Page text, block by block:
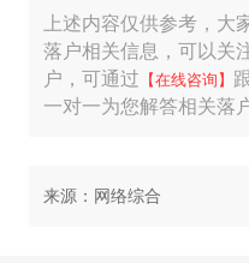
上述内容仅供参考，大
落户相关信息，可以关
户，可通过 【在线咨询】
一对一为您解答相关落
来源：网络综合